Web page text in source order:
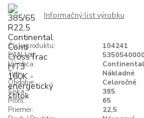
Informačný list výrobku
Číslo produktu:
104241
EAN kód:
5350540000
Výrobca:
Continental
Typ:
Nákladné
Obdobie:
Celoročné
Šírka:
385
Profil:
65
Priemer:
22,5